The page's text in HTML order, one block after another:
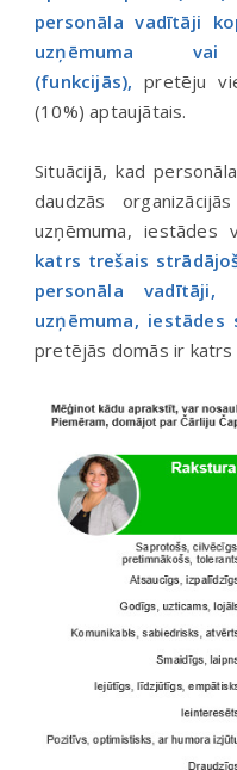
personāla vadītāji
uzņēmuma
(funkcijās),pretēju
(10%) aptaujātais.
Situācijā, kad
daudzās
uzņēmuma, iestādes
katrs trešais
personāla vadītāji,
uzņēmuma,
pretējās domās ir katrs